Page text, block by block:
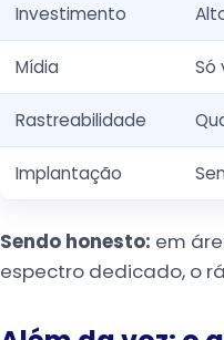
Investimento
Mídia Só
Rastreabilidade
Implantação
Sendo honesto: em
espectro dedicado, o